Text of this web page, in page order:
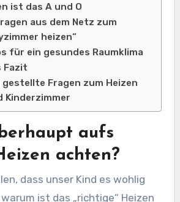
ist das A und O
aus dem Netz zum
heizen“
für ein gesundes Raumklima
Fazit
gestellte Fragen zum Heizen
Kinderzimmer
aufs
achten?
dass unser Kind es wohlig
ist das „richtige“ Heizen